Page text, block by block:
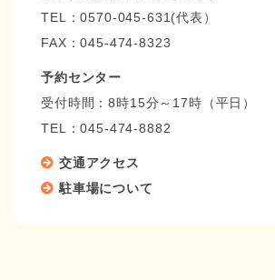
TEL：0570-045-631(代表）
FAX：045-474-8323
予約センター
受付時間：8時15分～17時（平日）
TEL：045-474-8882
交通アクセス
駐車場について